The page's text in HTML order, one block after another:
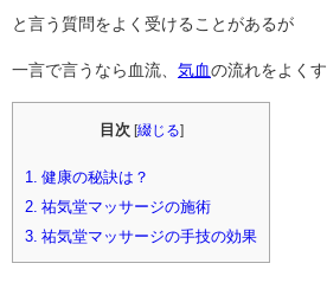
と言う質問をよく受けることがあるが
一言で言うなら血流、 気血の流れをよく
目次 綴じる
1.
健康の秘訣は？
2. 祐気堂マッサージの施術
3. 祐気堂マッサージの手技の効果